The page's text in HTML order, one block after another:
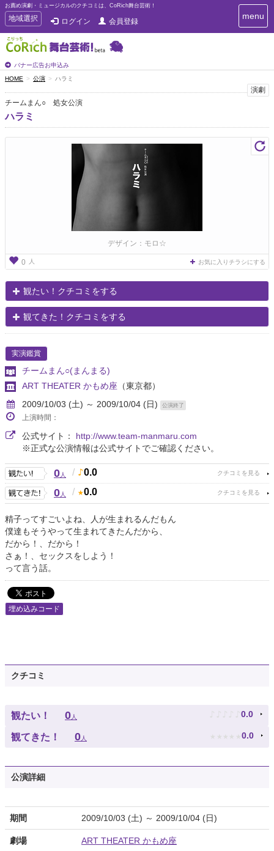
お薦め演劇・ミュージカルのクチコミは、CoRich舞台芸術！
T
o
g
g
e
n
a
v
地域選択 ログイン 会員登録
バナー広告お申込み
T
o
i
g
menu
HOME 公演 ハラミ
演劇
チームまん○ 処女公演
ハラミ
デザイン：モロ☆
0 人 お気に入りチラシにする
観たい！クチコミをする
観てきた！クチコミをする
実演鑑賞
チームまん○(まんまる)
ART THEATER かもめ座 （東京都）
2009/10/03 (土) ～ 2009/10/04 (日)
公演終了
上演時間：
公式サイト： http://www.team-manmaru.com
※正式な公演情報は公式サイトでご確認ください。
0人 / 0.0
0人 / 0.0
精子ってすごいよね、人が生まれるんだもん
僕達もそうやって生まれてきたんだから、
だから！、だから！
さぁ！、セックスをしよう！
って言う話。
埋め込みコード
クチコミ
観たい！ 0人 ♪ ♪ ♪ ♪ ♪ 0.0
観てきた！ 0人 ★ ★ ★ ★ ★ 0.0
公演詳細
期間 2009/10/03 (土) ～ 2009/10/04 (日)
劇場 ART THEATER かもめ座